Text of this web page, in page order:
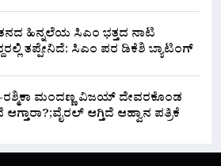
ಹಿನ್ನಲೆಯ ಸಿಎಂ ಭತ್ತದ ನಾಟಿ
ತಪ್ಪೇನಿದೆ: ಸಿಎಂ ಪರ ಡಿಕೆಶಿ ಬ್ಯಾಟಿಂಗ್
ಮಂದಣ್ಣ ವಿಜಯ್ ದೇವರಕೊಂಡ
ಆಗ್ತಿದೆ ಆಹ್ವಾನ ಪತ್ರಿಕೆ